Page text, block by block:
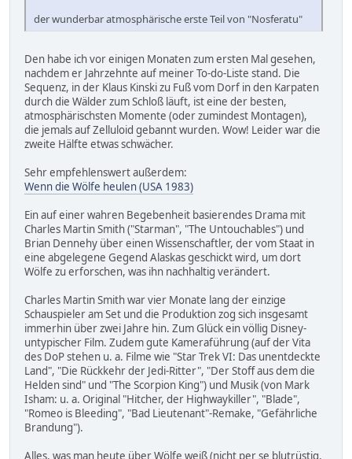
der wunderbar atmosphärische erste Teil von "Nosferatu"
Den habe ich vor einigen Monaten zum ersten Mal gesehen,
nachdem er Jahrzehnte auf meiner To-do-Liste stand. Die
Sequenz, in der Klaus Kinski zu Fuß vom Dorf in den Karpaten
durch die Wälder zum Schloß läuft, ist eine der besten,
atmosphärischsten Momente (oder zumindest Montagen),
die jemals auf Zelluloid gebannt wurden. Wow! Leider war die
zweite Hälfte etwas schwächer.
Sehr empfehlenswert außerdem:
Wenn die Wölfe heulen (USA 1983)
Ein auf einer wahren Begebenheit basierendes Drama mit
Charles Martin Smith ("Starman", "The Untouchables") und
Brian Dennehy über einen Wissenschaftler, der vom Staat in
eine abgelegene Gegend Alaskas geschickt wird, um dort
Wölfe zu erforschen, was ihn nachhaltig verändert.
Charles Martin Smith war vier Monate lang der einzige
Schauspieler am Set und die Produktion zog sich insgesamt
immerhin über zwei Jahre hin. Zum Glück ein völlig Disney-
untypischer Film. Zudem gute Kameraführung (auf der Vita
des DoP stehen u. a. Filme wie "Star Trek VI: Das unentdeckte
Land", "Die Rückkehr der Jedi-Ritter", "Der Stoff aus dem die
Helden sind" und "The Scorpion King") und Musik (von Mark
Isham: u. a. Original "Hitcher, der Highwaykiller", "Blade",
"Romeo is Bleeding", "Bad Lieutenant"-Remake, "Gefährliche
Brandung").
Alles, was man heute über Wölfe weiß (nicht per se blutrüstig,